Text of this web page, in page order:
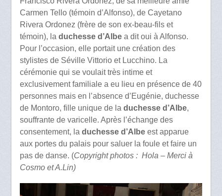
Carmen Tello (témoin d’Alfonso), de Cayetano
Rivera Ordonez (frère de son ex-beau-fils et
témoin), la duchesse d’Albea dit oui à Alfonso.
Pour l’occasion, elle portait une création des
stylistes de Séville Vittorio et Lucchino. La
cérémonie qui se voulait très intime et
exclusivement familiale a eu lieu en présence de 40
personnes mais en l’absence d’Eugénie, duchesse
de Montoro, fille unique de la duchesse d’Albe,
souffrante de varicelle. Après l’échange des
consentement, la duchesse d’Albeest apparue
aux portes du palais pour saluer la foule et faire un
pas de danse. (Copyright photos : Hola – Merci à
Cosmo et A.Lin)